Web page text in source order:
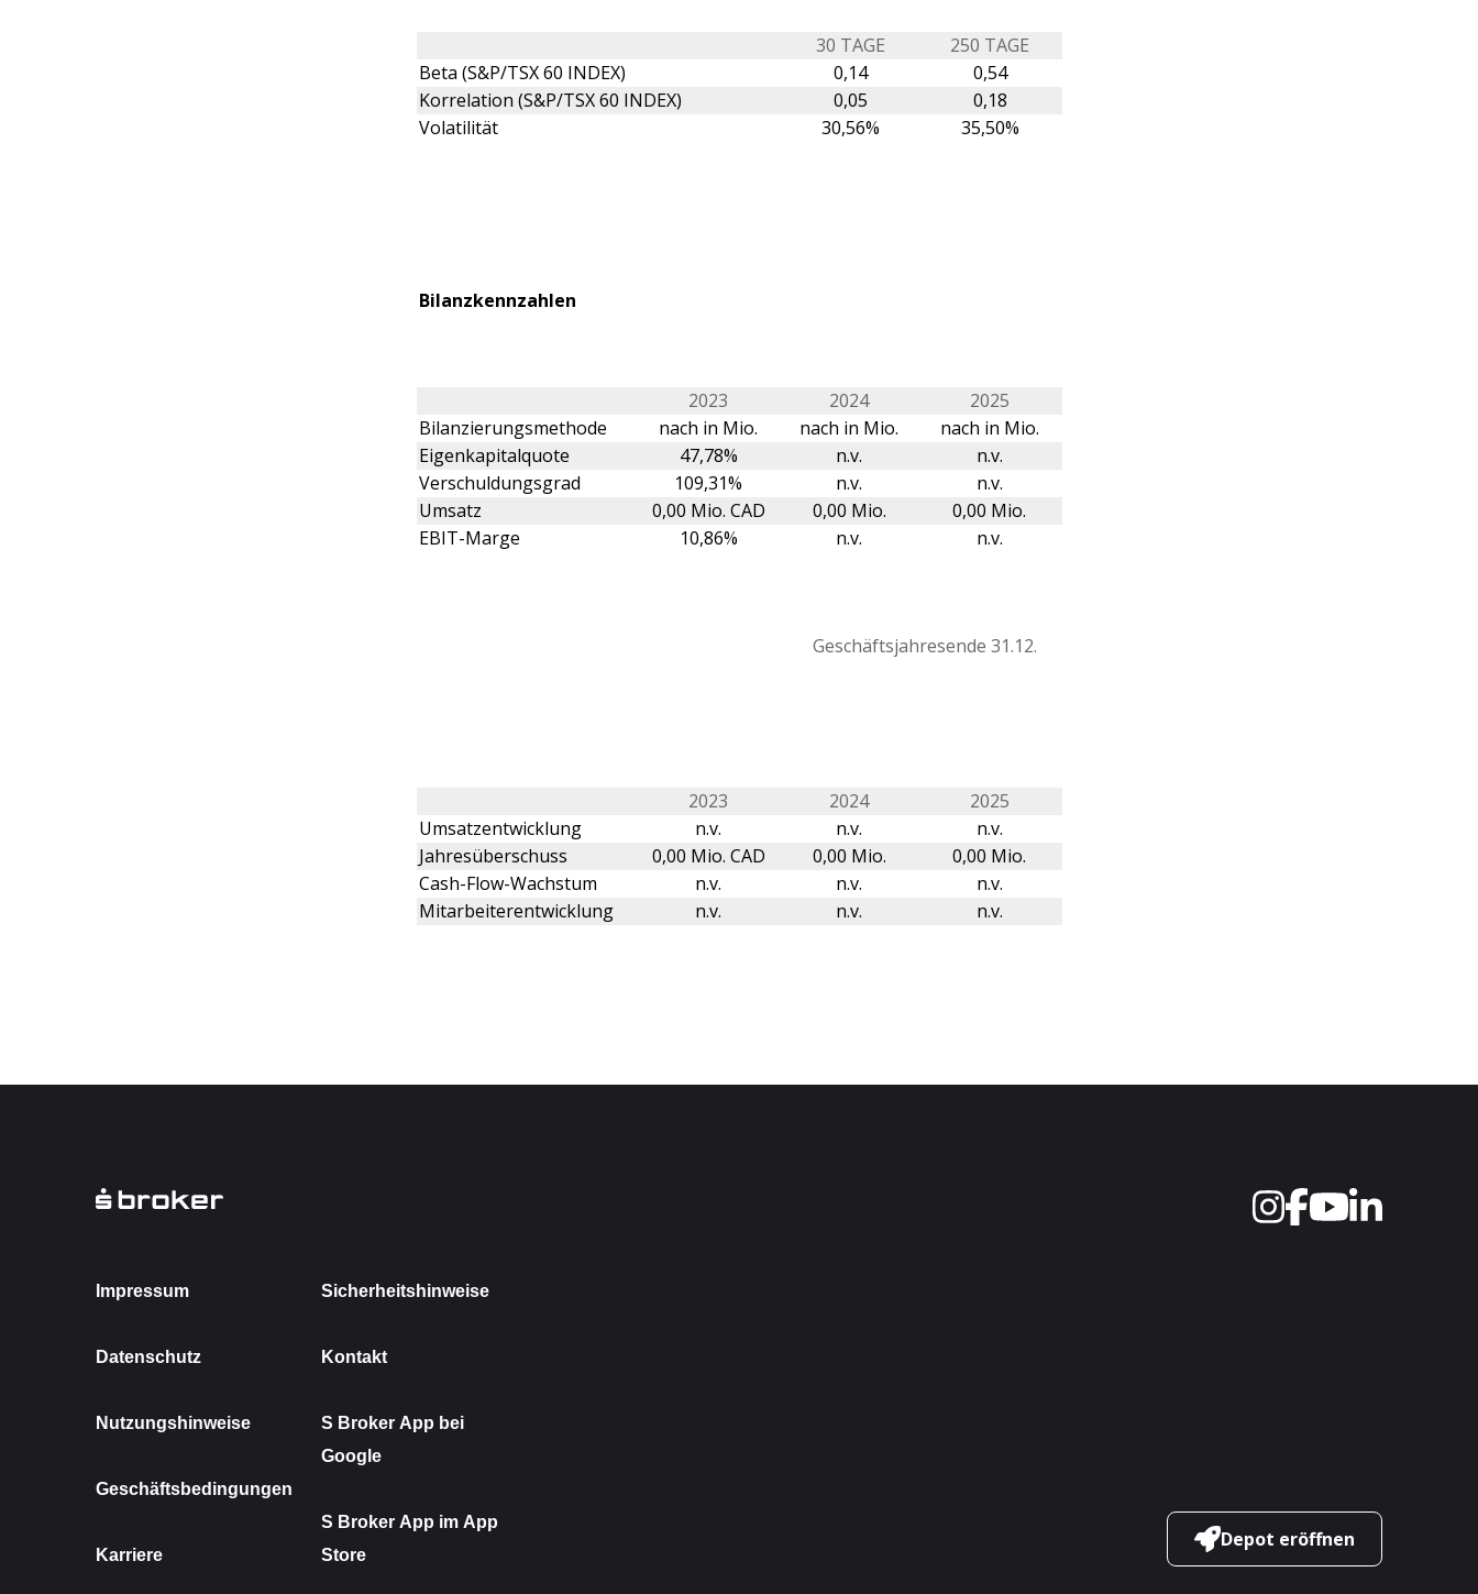
30 TAGE
250 TAGE
Beta (S&P/TSX 60 INDEX)
0,14
0,54
Korrelation (S&P/TSX 60 INDEX)
0,05
0,18
Volatilität
30,56% 35,50%
Bilanzkennzahlen
2023 2024
2025
Bilanzierungsmethode
nach in Mio. nach in Mio.
nach in Mio.
Eigenkapitalquote
47,78% n.v.
n.v.
Verschuldungsgrad
109,31% n.v.
n.v.
Umsatz
0,00 Mio. CAD 0,00 Mio.
0,00 Mio.
EBIT-Marge
10,86% n.v. n.v.
Geschäftsjahresende 31.12.
2023 2024
2025
Umsatzentwicklung
n.v. n.v.
n.v.
Jahresüberschuss
0,00 Mio. CAD 0,00 Mio.
0,00 Mio.
Cash-Flow-Wachstum
n.v. n.v.
n.v.
Mitarbeiterentwicklung
n.v. n.v. n.v.